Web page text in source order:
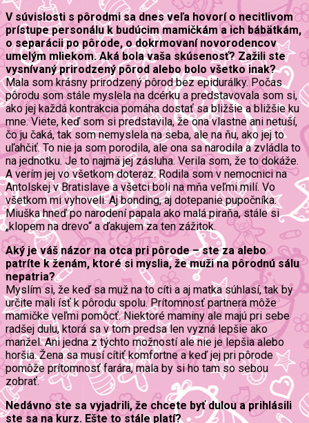
V súvislosti s pôrodmi sa dnes veľa hovorí o necitlivom
prístupe personálu k budúcim mamičkám a ich bábätkám,
o separácii po pôrode, o dokrmovaní novorodencov
umelým mliekom. Aká bola vaša skúsenosť? Zažili ste
vysnívaný prirodzený pôrod alebo bolo všetko inak?
Mala som krásny prirodzený pôrod bez epidurálky. Počas
pôrodu som stále myslela na dcérku a predstavovala som si,
ako jej každá kontrakcia pomáha dostať sa bližšie a bližšie ku
mne. Viete, keď som si predstavila, že ona vlastne ani netuší,
čo ju čaká, tak som nemyslela na seba, ale na ňu, ako jej to
uľahčiť. To nie ja som porodila, ale ona sa narodila a zvládla to
na jednotku. Je to najmä jej zásluha. Verila som, že to dokáže.
A verím jej vo všetkom doteraz. Rodila som v nemocnici na
Antolskej v Bratislave a všetci boli na mňa veľmi milí. Vo
všetkom mi vyhoveli. Aj bonding, aj dotepanie pupočníka.
Miuška hneď po narodení papala ako malá piraňa, stále si
„klopem na drevo“ a ďakujem za ten zážitok.
Aký je váš názor na otca pri pôrode – ste za alebo
patríte k ženám, ktoré si myslia, že muži na pôrodnú sálu
nepatria?
Myslím si, že keď sa muž na to cíti a aj matka súhlasí, tak by
určite mali ísť k pôrodu spolu. Prítomnosť partnera môže
mamičke veľmi pomôcť. Niektoré maminy ale majú pri sebe
radšej dulu, ktorá sa v tom predsa len vyzná lepšie ako
manžel. Ani jedna z týchto možností ale nie je lepšia alebo
horšia. Žena sa musí cítiť komfortne a keď jej pri pôrode
pomôže prítomnosť farára, mala by si ho tam so sebou
zobrať.
Nedávno ste sa vyjadrili, že chcete byť dulou a prihlásili
ste sa na kurz. Ešte to stále platí?